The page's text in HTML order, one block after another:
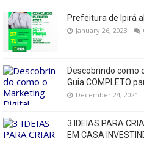
Prefeitura de Ipirá
January 26, 2023
Descobrindo como
Guia COMPLETO
December 24, 2021
3 IDEIAS PARA
EM CASA